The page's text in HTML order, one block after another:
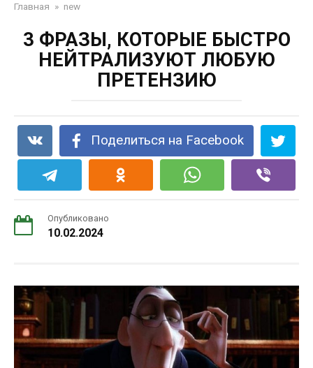
Главная » new
3 ФРАЗЫ, КОТОРЫЕ БЫСТРО
НЕЙТРАЛИЗУЮТ ЛЮБУЮ
ПРЕТЕНЗИЮ
Поделиться на Facebook
Опубликовано
10.02.2024